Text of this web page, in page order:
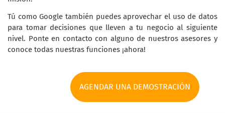
Tú como Google también puedes aprovechar el uso de datos
para tomar decisiones que lleven a tu negocio al siguiente
nivel. Ponte en contacto con alguno de nuestros asesores y
conoce todas nuestras funciones ¡ahora!
AGENDAR UNA DEMOSTRACIÓN